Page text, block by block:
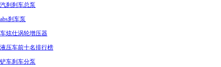
汽刹刹车总泵
abs刹车泵
车炫仕涡轮增压器
液压车前十名排行榜
铲车刹车分泵